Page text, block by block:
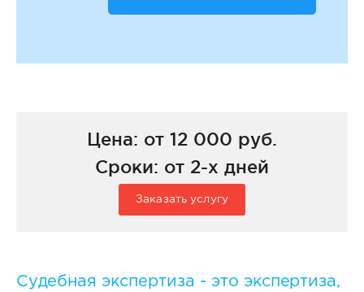
Цена: от 12 000 руб.
Сроки: от 2-х дней
Заказать услугу
Судебная экспертиза - это экспертиза,